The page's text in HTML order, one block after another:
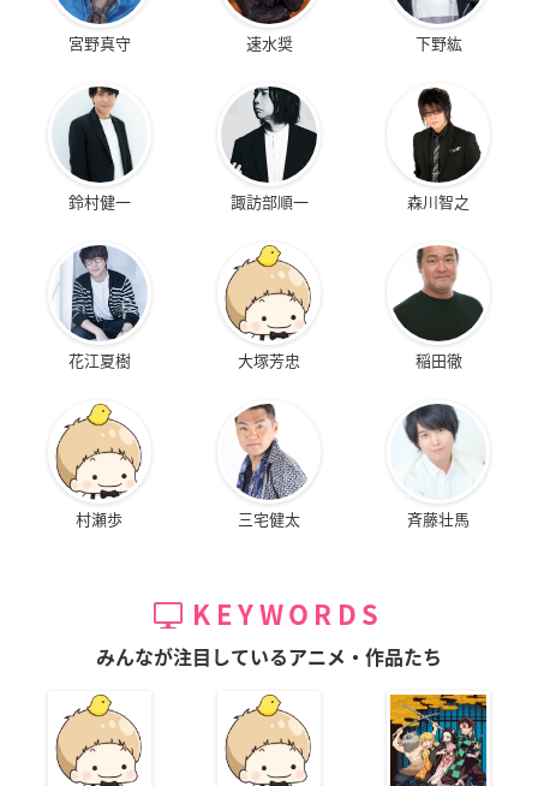
宮野真守 速水奨 下野紘
鈴村健一 諏訪部順一 森川智之
花江夏樹 大塚芳忠 稲田徹
村瀬歩 三宅健太 斉藤壮馬
KEYWORDS
みんなが注目しているアニメ・作品たち